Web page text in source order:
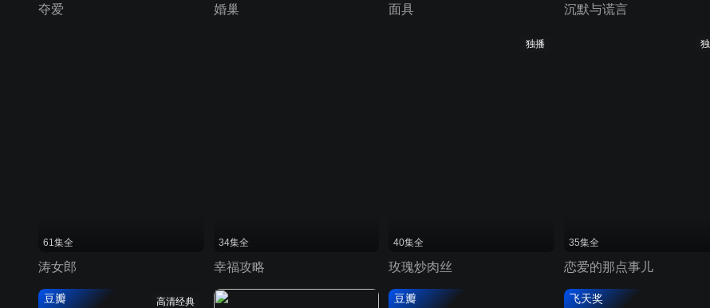
夺爱 婚巢 面具 沉默与谎言
61集全
涛女郎
34集全
幸福攻略
独播
40集全
玫瑰炒肉丝
35集全
恋爱的那点事儿
高清经典
豆瓣 豆瓣 飞天奖